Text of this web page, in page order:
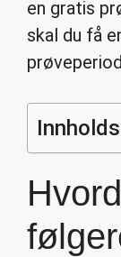
en gratis
skal du få